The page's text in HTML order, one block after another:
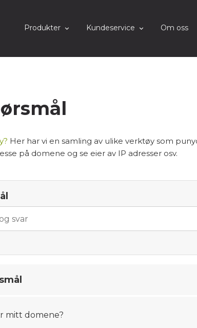
Produkter Kundeservice Om oss
Her har vi en samling av ulike verktøy som
på domene og se eier av IP adresser osv.
mitt domene?